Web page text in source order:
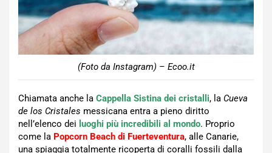
(Foto da Instagram) – Ecoo.it
Chiamata anche la Cappella Sistina dei cristalli, la Cueva
de los Cristales messicana entra a pieno diritto
nell’elenco dei luoghi più incredibili al mondo. Proprio
come la Popcorn Beach di Fuerteventura, alle Canarie,
una spiaggia totalmente ricoperta di coralli fossili dalla